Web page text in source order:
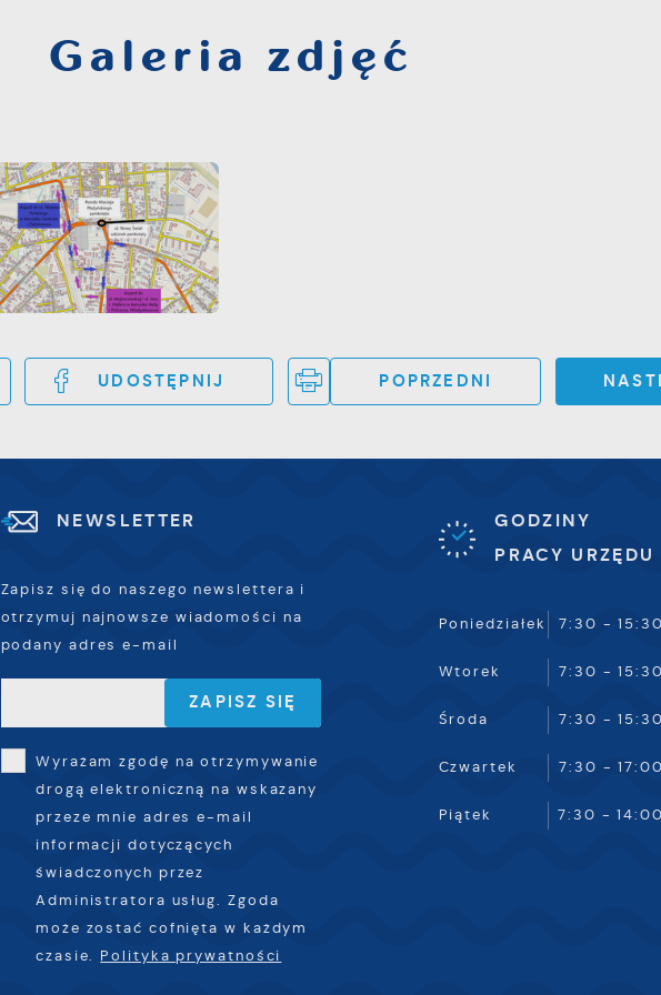
Galeria zdjęć
UDOSTĘPNIJ POPRZEDNI
NEWSLETTER
Zapisz się do naszego newslettera i
otrzymuj najnowsze wiadomości na
podany adres e-mail
Wyrażam zgodę na otrzymywanie
drogą elektroniczną na wskazany
przeze mnie adres e-mail
informacji dotyczących
świadczonych przez
Administratora usług. Zgoda
może zostać cofnięta w każdym
czasie. Polityka prywatności
GODZINY
PRACY URZĘDU
Poniedziałek 7:30 - 15:30
Wtorek 7:30 - 15:30
Środa 7:30 - 15:30
Czwartek 7:30 - 17:00
Piątek 7:30 - 14:00
lub firm będących naszymi partnerami oraz innych dostawców
usług. Firmy te działają w charakterze pośredników